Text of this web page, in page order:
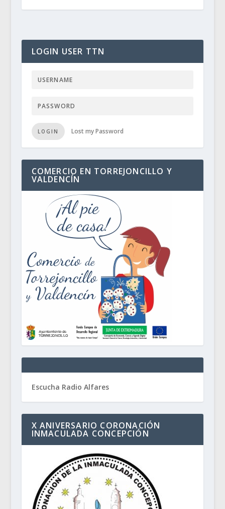
LOGIN USER TTN
LOGIN Lost my Password
COMERCIO EN TORREJONCILLO Y
VALDENCÍN
Escucha Radio Alfares
X ANIVERSARIO CORONACIÓN
INMACULADA CONCEPCIÓN